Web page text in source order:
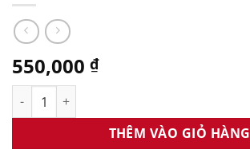
550,000 ₫
Rèm vải một màu RV19 số lượng
THÊM VÀO GIỎ HÀNG